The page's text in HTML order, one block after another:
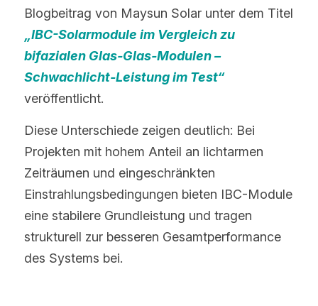
„IBC-Solarmodule im Vergleich zu
bifazialen Glas-Glas-Modulen –
Schwachlicht-Leistung im Test“
veröffentlicht.
Diese Unterschiede zeigen deutlich: Bei
Projekten mit hohem Anteil an lichtarmen
Zeiträumen und eingeschränkten
Einstrahlungsbedingungen bieten IBC-Module
eine stabilere Grundleistung und tragen
strukturell zur besseren Gesamtperformance
des Systems bei.